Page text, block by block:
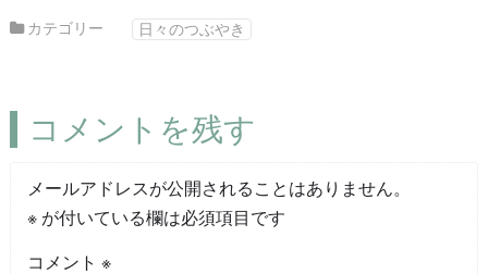
カテゴリー 日々のつぶやき
コメントを残す
メールアドレスが公開されることはありません。
※が付いている欄は必須項目です
コメント ※